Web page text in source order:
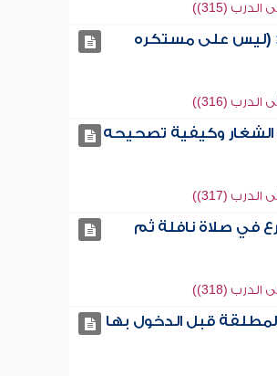
(315))
(ليس على مستكره
(316))
وكيفية تصحيحه
(317))
صلاة نافلة ثم
(318))
قبل الدخول بها